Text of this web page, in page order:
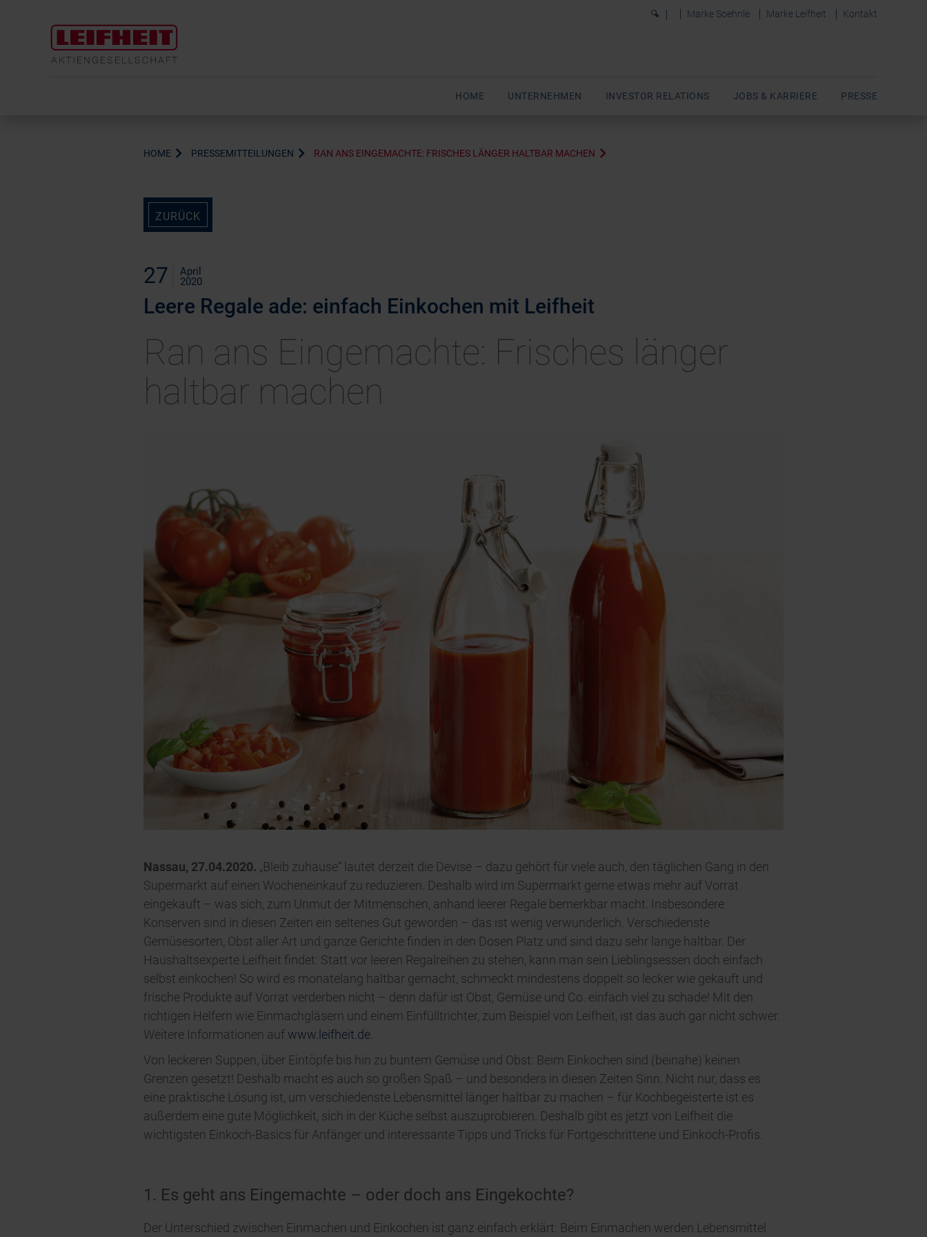
0 Marke Soehnle Marke Leifheit Kontakt
HOME UNTERNEHMEN INVESTOR RELATIONS JOBS & KARRIERE PRESSE
HOME PRESSEMITTEILUNGEN RAN ANS EINGEMACHTE: FRISCHES LÄNGER HALTBAR MACHEN
ZURÜCK
27
April
2020
Leere Regale ade: einfach Einkochen mit Leifheit
Ran ans Eingemachte: Frisches länger
haltbar machen
Nassau, 27.04.2020. „Bleib zuhause“ lautet derzeit die Devise – dazu gehört für viele auch, den täglichen Gang in den
Supermarkt auf einen Wocheneinkauf zu reduzieren. Deshalb wird im Supermarkt gerne etwas mehr auf Vorrat
eingekauft – was sich, zum Unmut der Mitmenschen, anhand leerer Regale bemerkbar macht. Insbesondere
Konserven sind in diesen Zeiten ein seltenes Gut geworden – das ist wenig verwunderlich. Verschiedenste
Gemüsesorten, Obst aller Art und ganze Gerichte finden in den Dosen Platz und sind dazu sehr lange haltbar. Der
Haushaltsexperte Leifheit findet: Statt vor leeren Regalreihen zu stehen, kann man sein Lieblingsessen doch einfach
selbst einkochen! So wird es monatelang haltbar gemacht, schmeckt mindestens doppelt so lecker wie gekauft und
frische Produkte auf Vorrat verderben nicht – denn dafür ist Obst, Gemüse und Co. einfach viel zu schade! Mit den
richtigen Helfern wie Einmachgläsern und einem Einfülltrichter, zum Beispiel von Leifheit, ist das auch gar nicht schwer.
Weitere Informationen auf www.leifheit.de
Von leckeren Suppen, über Eintöpfe bis hin zu buntem Gemüse und Obst: Beim Einkochen sind (beinahe) keinen
Grenzen gesetzt! Deshalb macht es auch so großen Spaß – und besonders in diesen Zeiten Sinn. Nicht nur, dass es
eine praktische Lösung ist, um verschiedenste Lebensmittel länger haltbar zu machen – für Kochbegeisterte ist es
außerdem eine gute Möglichkeit, sich in der Küche selbst auszuprobieren. Deshalb gibt es jetzt von Leifheit die
wichtigsten Einkoch-Basics für Anfänger und interessante Tipps und Tricks für Fortgeschrittene und Einkoch-Profis.
1. Es geht ans Eingemachte – oder doch ans Eingekochte?
Der Unterschied zwischen Einmachen und Einkochen ist ganz einfach erklärt: Beim Einmachen werden Lebensmittel